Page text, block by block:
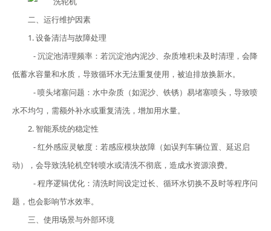
二、运行维护因素
1. 设备清洁与故障处理
- 沉淀池清理频率：若沉淀池内泥沙、杂质堆积未及时清理，会降
低蓄水容量和水质，导致循环水无法重复使用，被迫排放换新水。
- 喷头堵塞问题：水中杂质（如泥沙、铁锈）易堵塞喷头，导致喷
水不均匀，需额外补水或重复清洗，增加用水量。
2. 智能系统的稳定性
- 红外感应灵敏度：若感应模块故障（如误判车辆位置、延迟启
动），会导致洗轮机空转喷水或清洗不彻底，造成水资源浪费。
- 程序逻辑优化：清洗时间设定过长、循环水切换不及时等程序问
题，也会影响节水效率。
三、使用场景与外部环境